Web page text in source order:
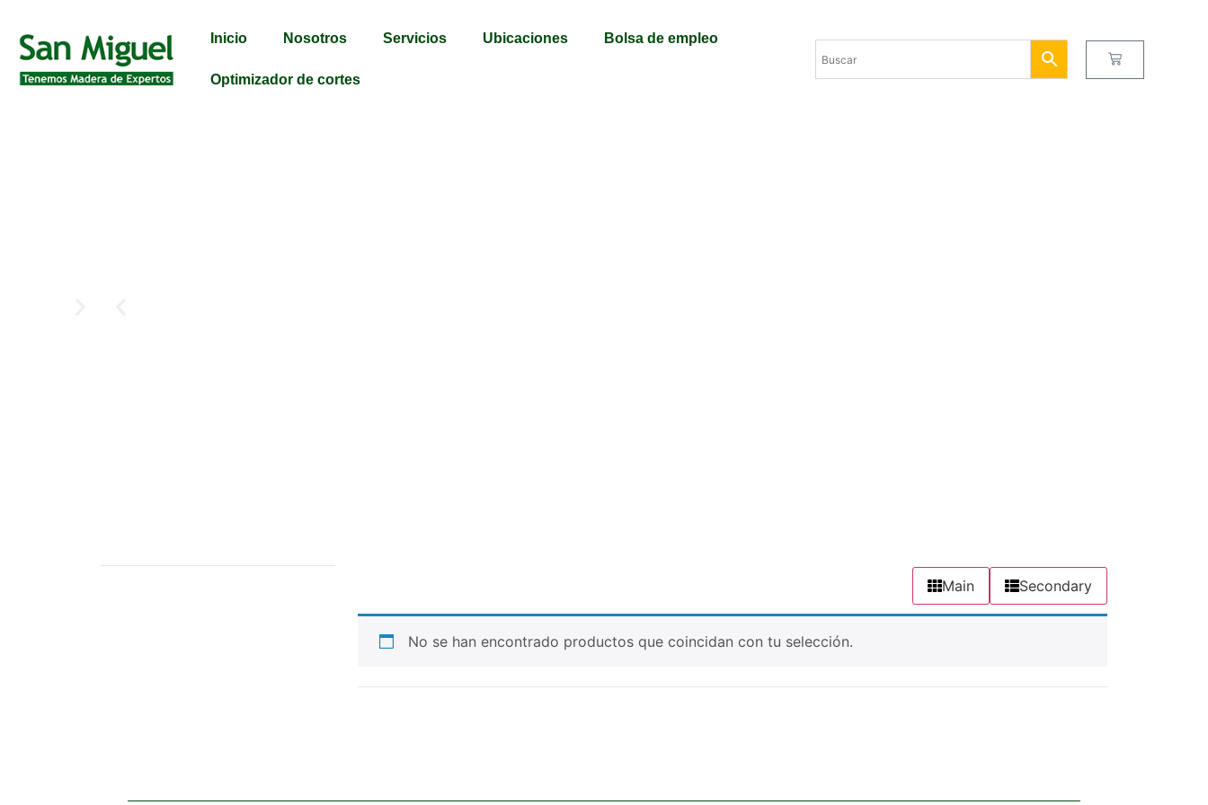
Inicio Nosotros Servicios Ubicaciones Bolsa de empleo
Optimizador de cortes
Main Secondary
No se han encontrado productos que coincidan con tu selección.